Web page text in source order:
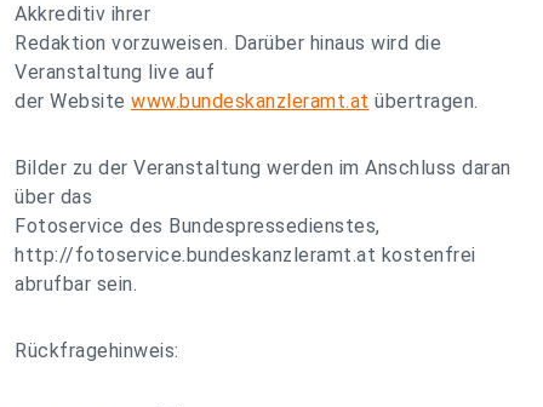
Akkreditiv ihrer
Redaktion vorzuweisen. Darüber hinaus wird die
Veranstaltung live auf
der Website www.bundeskanzleramt.at übertragen.
Bilder zu der Veranstaltung werden im Anschluss daran
über das
Fotoservice des Bundespressedienstes,
http://fotoservice.bundeskanzleramt.at kostenfrei
abrufbar sein.
Rückfragehinweis: